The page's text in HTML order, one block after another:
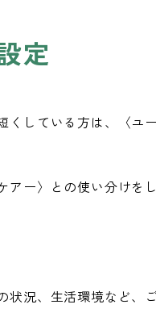
定
している方は、〈ユ
ー〉との使い分けを
況、生活環境など、